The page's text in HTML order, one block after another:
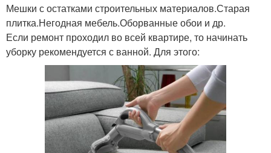
Мешки с остатками строительных материалов.Старая
плитка.Негодная мебель.Оборванные обои и др.
Если ремонт проходил во всей квартире, то начинать
уборку рекомендуется с ванной. Для этого: